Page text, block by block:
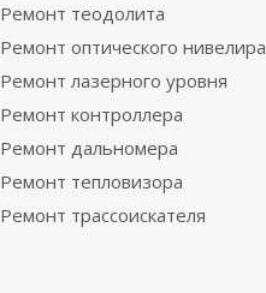
Ремонт теодолита
Ремонт оптического нивелира
Ремонт лазерного уровня
Ремонт контроллера
Ремонт дальномера
Ремонт тепловизора
Ремонт трассоискателя